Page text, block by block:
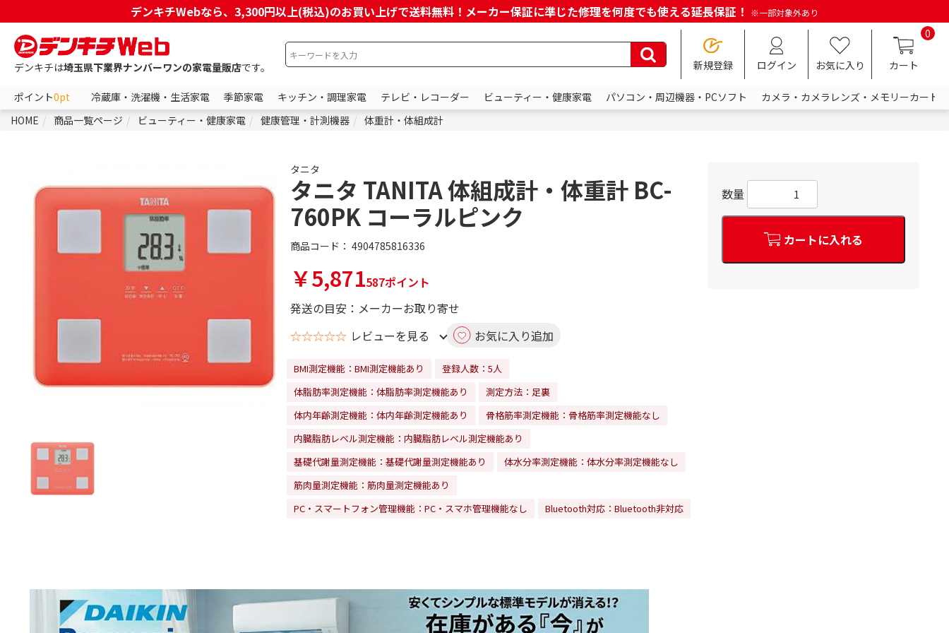
デンキチWebなら、3,300円以上(税込)のお買い上げで送料無料！メーカー保証に準じた修理を何度でも使える延長保証！ ※一部対象外あり
デンキチは埼玉県下業界ナンバーワンの家電量販店です。 新規登録 ログイン お気に入り
0
カート
ポイント0pt 冷蔵庫・洗濯機・生活家電 季節家電 キッチン・調理家電 テレビ・レコーダー ビューティー・健康家電 パソコン・周辺機器・PCソフト
カメラ・カメラレンズ・メモリーカード
HOME
商品一覧ページ ビューティー・健康家電 健康管理・計測機器 体重計・体組成計
タニタ
タニタ TANITA 体組成計・体重計 BC-
760PK コーラルピンク
商品コード： 4904785816336
￥5,871587ポイント
発送の目安：メーカーお取り寄せ
☆☆☆☆☆ レビューを見る お気に入り追加
BMI測定機能：BMI測定機能あり
登録人数：5人
体脂肪率測定機能：体脂肪率測定機能あり
測定方法：足裏
体内年齢測定機能：体内年齢測定機能あり
骨格筋率測定機能：骨格筋率測定機能なし
内臓脂肪レベル測定機能：内臓脂肪レベル測定機能あり
基礎代謝量測定機能：基礎代謝量測定機能あり
体水分率測定機能：体水分率測定機能なし
筋肉量測定機能：筋肉量測定機能あり
PC・スマートフォン管理機能：PC・スマホ管理機能なし
Bluetooth対応：Bluetooth非対応
数量
カートに入れる